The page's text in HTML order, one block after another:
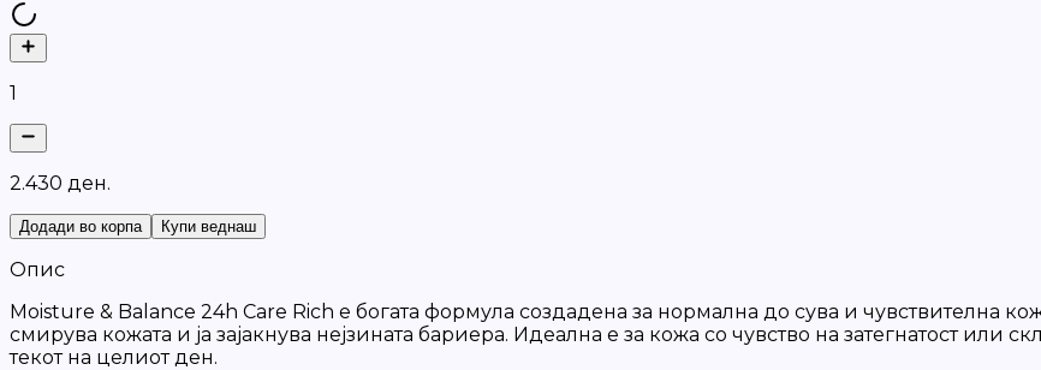
1
2.430 ден.
Додади во корпа Купи веднаш
Опис
Moisture & Balance 24h Care Rich е богата формула создадена за нормална до сува и чувствителна
смирува кожата и ја зајакнува нејзината бариера. Идеална е за кожа со чувство на затегнатост или
текот на целиот ден.